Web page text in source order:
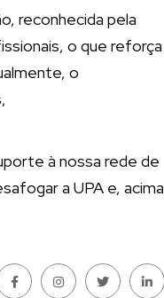
reconhecida pela
o que reforça
o
à nossa rede de
a UPA e, acima